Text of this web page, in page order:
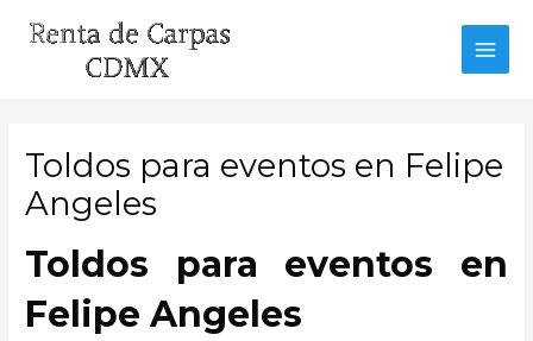
Toldos para eventos en Felipe
Angeles
Toldos para eventos en
Felipe Angeles